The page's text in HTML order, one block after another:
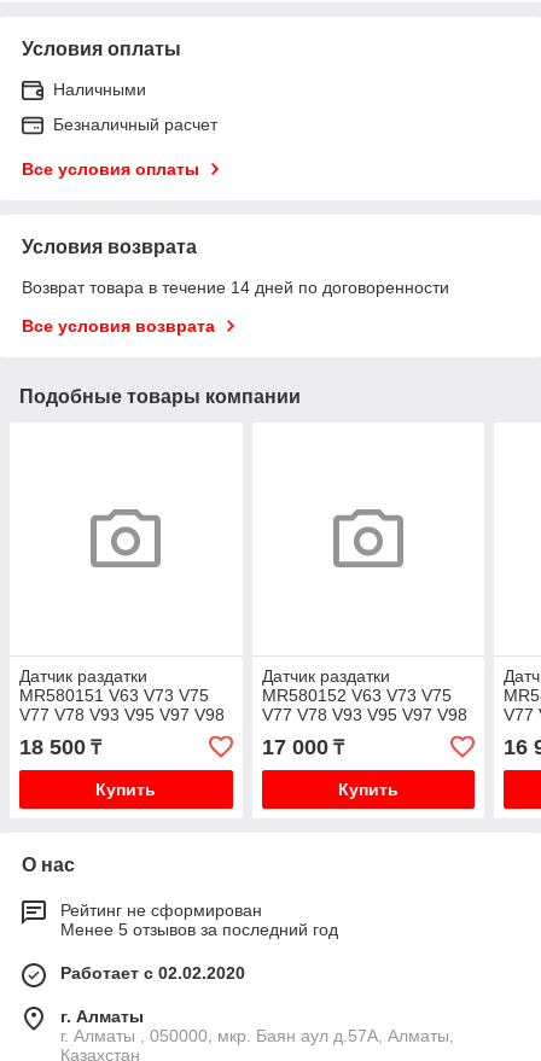
Условия оплаты
Наличными
Безналичный расчет
Все условия оплаты
Условия возврата
Возврат товара в течение 14 дней по договоренности
Все условия возврата
Подобные товары компании
Датчик раздатки
MR580151 V63 V73 V75
V77 V78 V93 V95 V97 V98
18 500 ₸
Купить
Датчик раздатки
MR580152 V63 V73 V75
V77 V78 V93 V95 V97 V98
17 000₸
Купить
V77
16
О нас
Рейтинг не сформирован
Менее 5 отзывов за последний год
Работает с 02.02.2020
г. Алматы
г. Алматы , 050000, мкр. Баян аул д.57А, Алматы,
Казахстан